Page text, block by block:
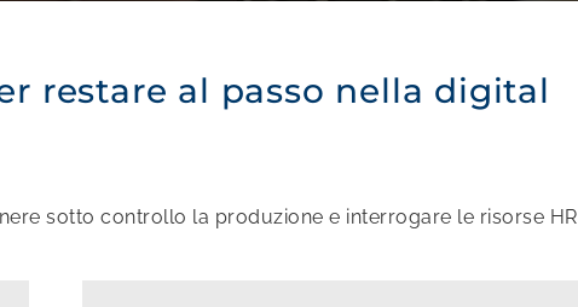
restare al passo nella digital
sotto controllo la produzione e interrogare le risorse HR